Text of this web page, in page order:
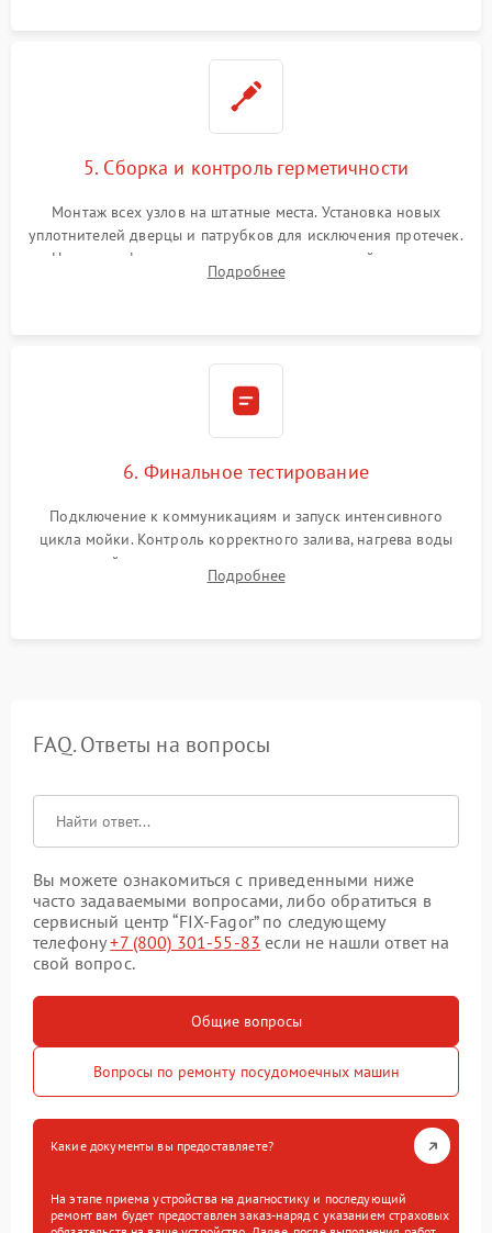
5. Сборка и контроль герметичности
Монтаж всех узлов на штатные места. Установка новых
уплотнителей дверцы и патрубков для исключения протечек.
Надежная фиксация хомутов гидравлической системы,
сборка корпуса и установка датчика поплавка.
Подробнее
6. Финальное тестирование
Подключение к коммуникациям и запуск интенсивного
цикла мойки. Контроль корректного залива, нагрева воды
до нужной температуры, отсутствия посторонних шумов,
штатного слива и абсолютной сухости в поддоне.
Подробнее
FAQ. Ответы на вопросы
Вы можете ознакомиться с приведенными ниже
часто задаваемыми вопросами, либо обратиться в
сервисный центр “FIX-Fagor” по следующему
телефону+7 (800) 301-55-83 если не нашли ответ на
свой вопрос.
Общие вопросы
Вопросы по ремонту посудомоечных машин
Какие документы вы предоставляете?
На этапе приема устройства на диагностику и последующий
ремонт вам будет предоставлен заказ-наряд с указанием страховых